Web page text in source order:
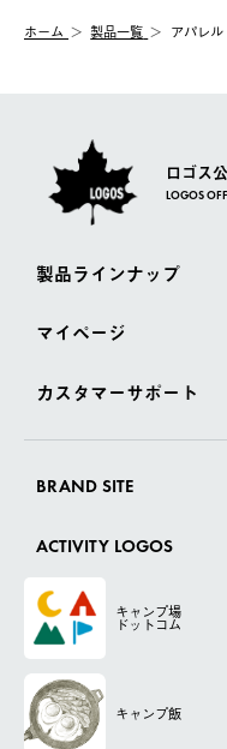
【配送業者】
佐川急便にて配送されます
む）は受け付けておりませ
一度お手元の商品を返品
ホーム 製品一覧 アパレル
ロゴス
LOGOS
製品ラインナップ
マイページ
カスタマーサポート
BRAND SITE
ACTIVITY LOGOS
キャンプ場
ドットコム
キャンプ飯